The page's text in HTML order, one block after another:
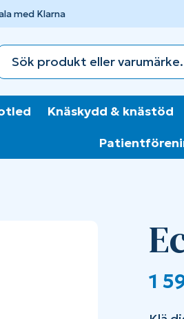
med Klarna
Knäskydd & knästöd
1